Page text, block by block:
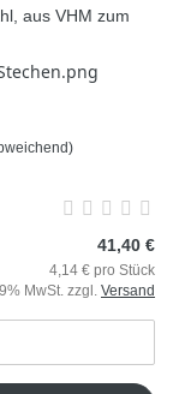
aus VHM zum
41,40 €
4,14 € pro Stück
MwSt. zzgl. Versand